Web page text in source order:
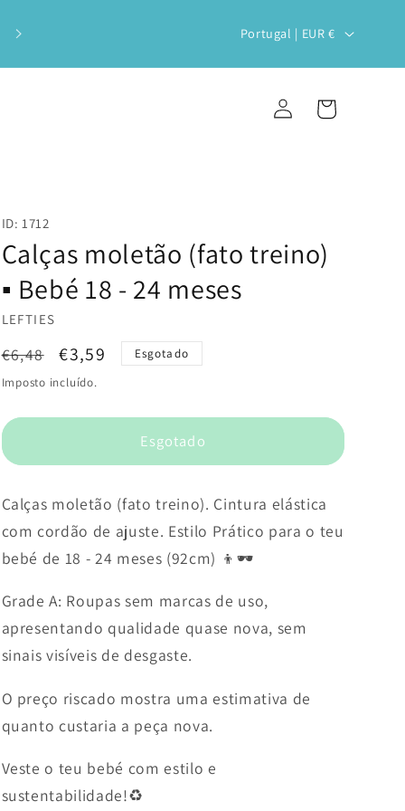
sustentabilidade!
P
a
g
ã
Portugal | EUR €
Iniciar
sessão
Carrinho
ID: 1712
Calças moletão (fato treino)
▪️ Bebé 18 - 24 meses
LEFTIES
Preço
normal
€6,48
Preço
de
€3,59
Esgotado
Imposto incluído.
Esgotado
Calças moletão (fato treino). Cintura elástica
com cordão de ajuste. Estilo Prático para o teu
bebé de 18 - 24 meses (92cm) 👦🕶️
Grade A: Roupas sem marcas de uso,
apresentando qualidade quase nova, sem
sinais visíveis de desgaste.
O preço riscado mostra uma estimativa de
quanto custaria a peça nova.
Veste o teu bebé com estilo e
sustentabilidade!♻️